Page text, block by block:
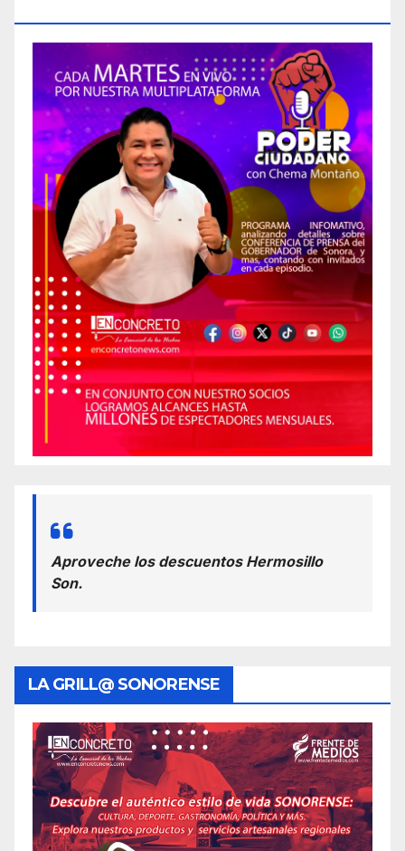
Aproveche los descuentos Hermosillo
Son.
LA GRILL@ SONORENSE